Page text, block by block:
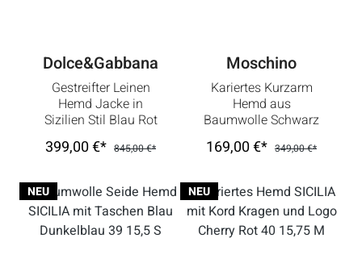
Dolce&Gabbana
Gestreifter Leinen
Hemd Jacke in
Sizilien Stil Blau Rot
48 M
399,00 €* 845,00 €*
Moschino
Kariertes Kurzarm
Hemd aus
Baumwolle Schwarz
Weiß 40 15,75 M
169,00 €* 349,00 €*
NEU NEU